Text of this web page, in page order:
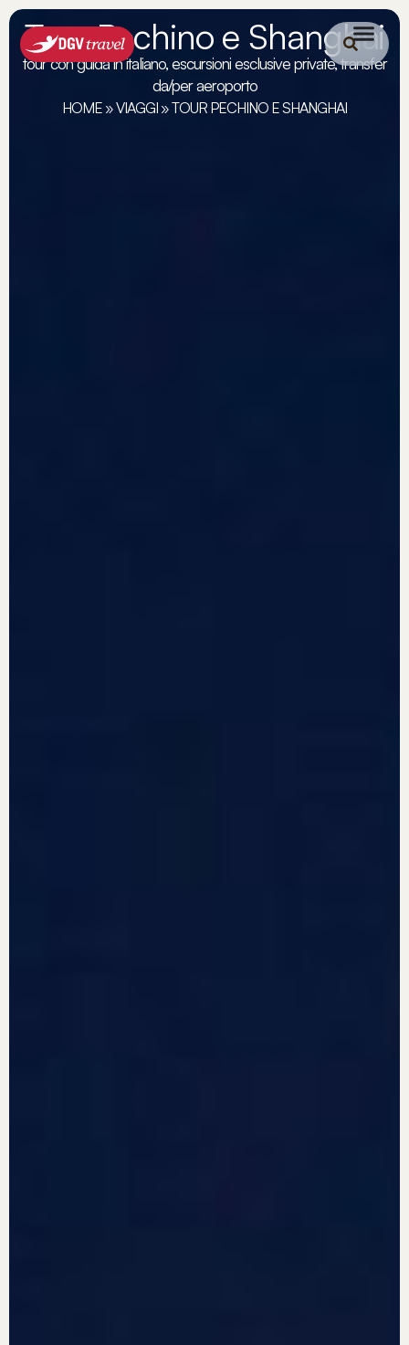
Tour Pechino e Shanghai
tour con guida in italiano, escursioni esclusive private, transfer
da/per aeroporto
HOME »VIAGGI »TOUR PECHINO E SHANGHAI